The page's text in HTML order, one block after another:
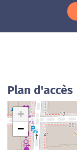
Plan d'accès
+
−